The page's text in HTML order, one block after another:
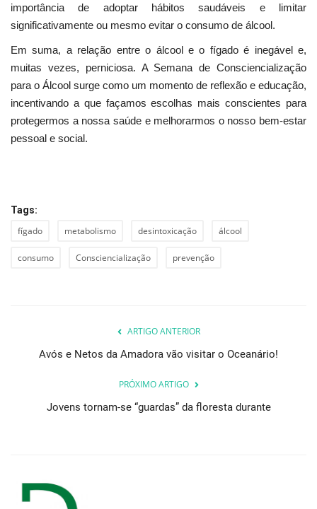
importância de adoptar hábitos saudáveis e limitar
significativamente ou mesmo evitar o consumo de álcool.
Em suma, a relação entre o álcool e o fígado é inegável e,
muitas vezes, perniciosa. A Semana de Consciencialização
para o Álcool surge como um momento de reflexão e educação,
incentivando a que façamos escolhas mais conscientes para
protegermos a nossa saúde e melhorarmos o nosso bem-estar
pessoal e social.
Tags:
fígado metabolismo desintoxicação álcool
consumo Consciencialização prevenção
ARTIGO ANTERIOR
Avós e Netos da Amadora vão visitar o Oceanário!
PRÓXIMO ARTIGO
Jovens tornam-se “guardas” da floresta durante